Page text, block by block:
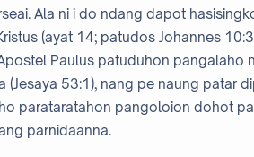
Ala ni i do ndang dapot
(ayat 14; patudos Johannes
Paulus patuduhon pangalaho
(Jesaya 53:1), nang pe naung patar
parataratahon pangoloion dohot
parnidaanna.